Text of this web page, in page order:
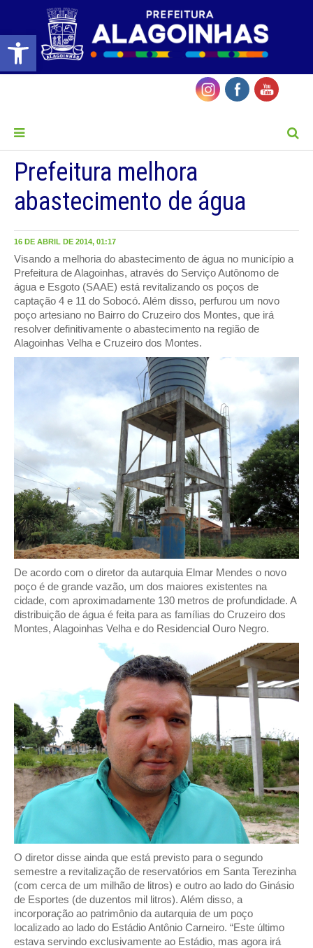
Barra de Ferramentas Aberta
Prefeitura melhora
abastecimento de água
16 DE ABRIL DE 2014, 01:17
Visando a melhoria do abastecimento de água no município a
Prefeitura de Alagoinhas, através do Serviço Autônomo de
água e Esgoto (SAAE) está revitalizando os poços de
captação 4 e 11 do Sobocó. Além disso, perfurou um novo
poço artesiano no Bairro do Cruzeiro dos Montes, que irá
resolver definitivamente o abastecimento na região de
Alagoinhas Velha e Cruzeiro dos Montes.
De acordo com o diretor da autarquia Elmar Mendes o novo
poço é de grande vazão, um dos maiores existentes na
cidade, com aproximadamente 130 metros de profundidade. A
distribuição de água é feita para as famílias do Cruzeiro dos
Montes, Alagoinhas Velha e do Residencial Ouro Negro.
O diretor disse ainda que está previsto para o segundo
semestre a revitalização de reservatórios em Santa Terezinha
(com cerca de um milhão de litros) e outro ao lado do Ginásio
de Esportes (de duzentos mil litros). Além disso, a
incorporação ao patrimônio da autarquia de um poço
localizado ao lado do Estádio Antônio Carneiro. “Este último
estava servindo exclusivamente ao Estádio, mas agora irá